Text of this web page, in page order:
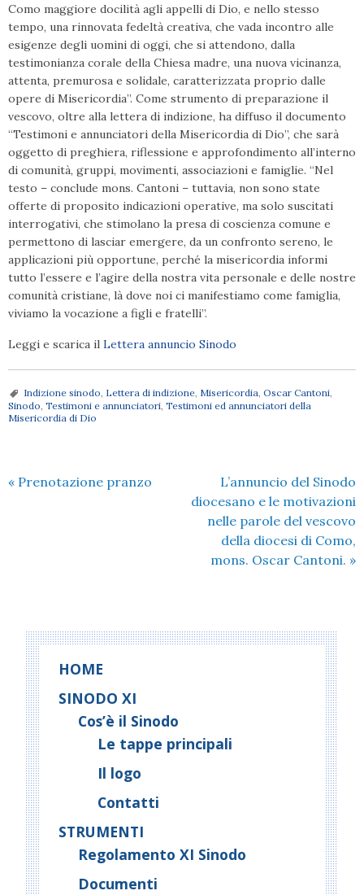
Como maggiore docilità agli appelli di Dio, e nello stesso
tempo, una rinnovata fedeltà creativa, che vada incontro alle
esigenze degli uomini di oggi, che si attendono, dalla
testimonianza corale della Chiesa madre, una nuova vicinanza,
attenta, premurosa e solidale, caratterizzata proprio dalle
opere di Misericordia”. Come strumento di preparazione il
vescovo, oltre alla lettera di indizione, ha diffuso il documento
“Testimoni e annunciatori della Misericordia di Dio”, che sarà
oggetto di preghiera, riflessione e approfondimento all’interno
di comunità, gruppi, movimenti, associazioni e famiglie. “Nel
testo – conclude mons. Cantoni – tuttavia, non sono state
offerte di proposito indicazioni operative, ma solo suscitati
interrogativi, che stimolano la presa di coscienza comune e
permettono di lasciar emergere, da un confronto sereno, le
applicazioni più opportune, perché la misericordia informi
tutto l’essere e l’agire della nostra vita personale e delle nostre
comunità cristiane, là dove noi ci manifestiamo come famiglia,
viviamo la vocazione a figli e fratelli”.
Leggi e scarica il Lettera annuncio Sinodo
Indizione sinodo, Lettera di indizione, Misericordia, Oscar Cantoni,
Sinodo, Testimoni e annunciatori, Testimoni ed annunciatori della
Misericordia di Dio
« Prenotazione pranzo
L’annuncio del Sinodo
diocesano e le motivazioni
nelle parole del vescovo
della diocesi di Como,
mons. Oscar Cantoni. »
HOME
SINODO XI
Cos’è il Sinodo
Le tappe principali
Il logo
Contatti
STRUMENTI
Regolamento XI Sinodo
Documenti